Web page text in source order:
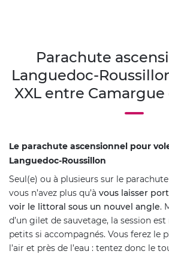
Parachute
Languedoc-
XXL entre
Le parachute ascensionnel pour
Languedoc-Roussillon
Seul(e) ou à plusieurs sur le
vous n’avez plus qu’à vous laisser
voir le littoral sous un nouvel angle.
d’un gilet de sauvetage, la session
petits si accompagnés. Vous ferez le
l’air et près de l’eau : tentez donc le